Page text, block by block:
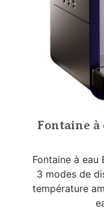
Fontaine à
Fontaine à eau
3 modes de
température